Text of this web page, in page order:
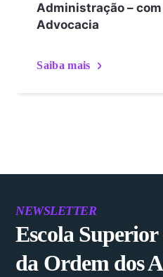
Administração – com
Advocacia
Saiba mais
NEWSLETTER
Escola
da Ordem dos